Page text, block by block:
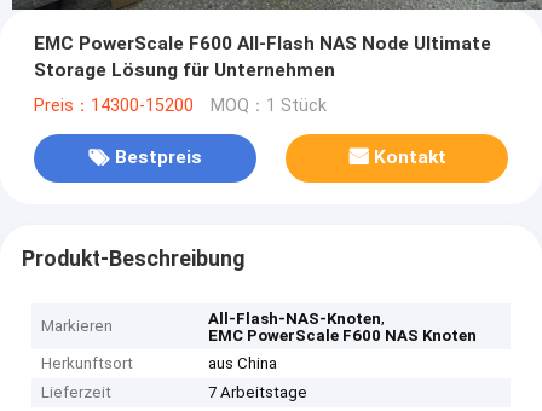
EMC PowerScale F600 All-Flash NAS Node Ultimate
Storage Lösung für Unternehmen
Preis：14300-15200 MOQ：1 Stück
Bestpreis Kontakt
Produkt-Beschreibung
Markieren All-Flash-NAS-Knoten,
EMC PowerScale F600 NAS Knoten
Herkunftsort
aus China
Lieferzeit
7 Arbeitstage